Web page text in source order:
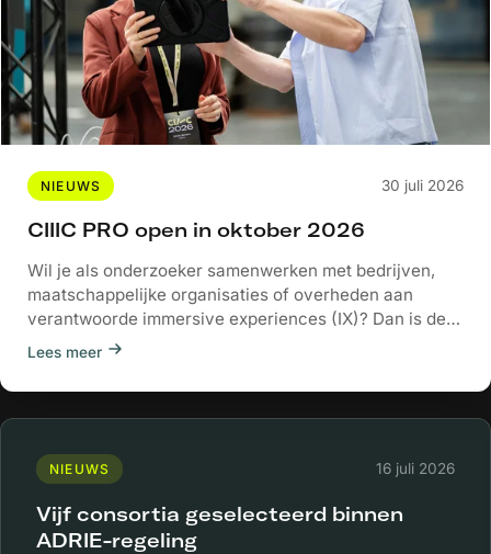
NIEUWS 30 juli 2026
CIIIC PRO open in oktober 2026
Wil je als onderzoeker samenwerken met bedrijven,
maatschappelijke organisaties of overheden aan
verantwoorde immersive experiences (IX)? Dan is de
nieuwe...
Lees meer
NIEUWS 16 juli 2026
Vijf consortia geselecteerd binnen
ADRIE-regeling